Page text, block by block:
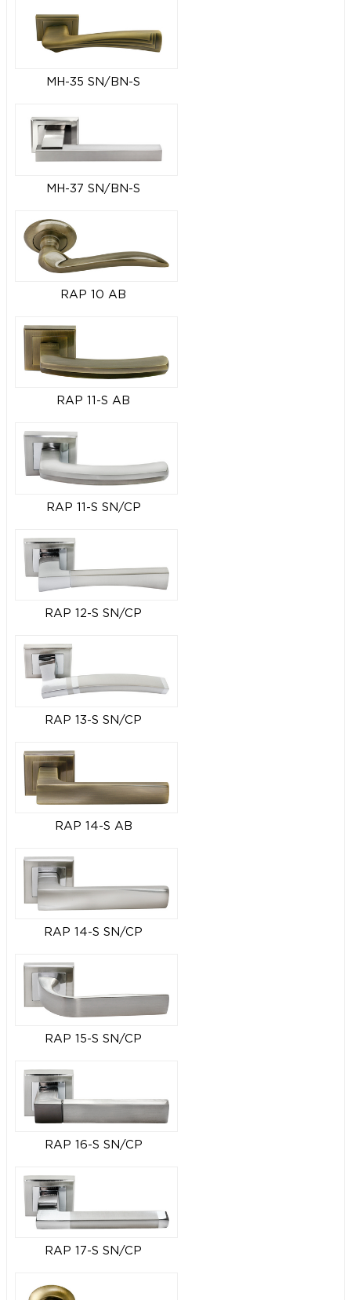
MH-35 SN/BN-S
MH-37 SN/BN-S
RAP 10 AB
RAP 11-S AB
RAP 11-S SN/CP
RAP 12-S SN/CP
RAP 13-S SN/CP
RAP 14-S AB
RAP 14-S SN/CP
RAP 15-S SN/CP
RAP 16-S SN/CP
RAP 17-S SN/CP